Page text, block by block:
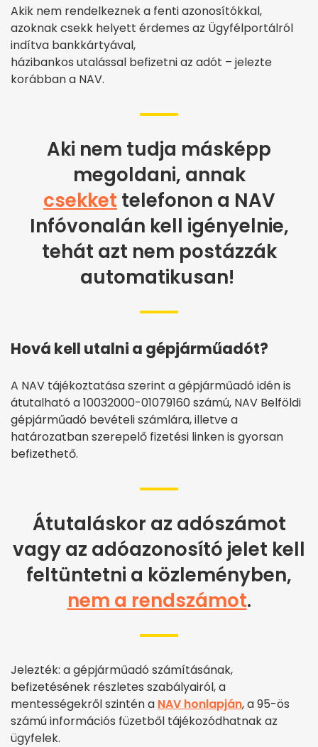
Akik nem rendelkeznek a fenti azonosítókkal,
azoknak csekk helyett érdemes az Ügyfélportálról
indítva bankkártyával,
házibankos utalással befizetni az adót – jelezte
korábban a NAV.
Aki nem tudja másképp
megoldani, annak
csekket telefonon a NAV
Infóvonalán kell igényelnie,
tehát azt nem postázzák
automatikusan!
Hová kell utalni a gépjárműadót?
A NAV tájékoztatása szerint a gépjárműadó idén is
átutalható a 10032000-01079160 számú, NAV Belföldi
gépjárműadó bevételi számlára, illetve a
határozatban szerepelő fizetési linken is gyorsan
befizethető.
Átutaláskor az adószámot
vagy az adóazonosító jelet kell
feltüntetni a közleményben,
nem a rendszámot.
Jelezték: a gépjárműadó számításának,
befizetésének részletes szabályairól, a
mentességekről szintén a NAV honlapján, a 95-ös
számú információs füzetből tájékozódhatnak az
ügyfelek.